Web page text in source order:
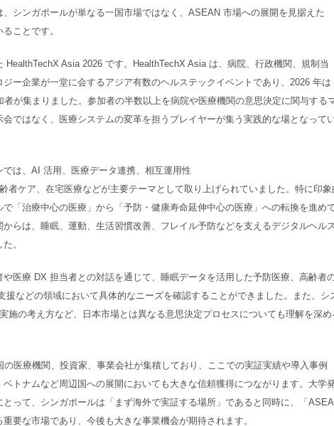
シンガポールが単なる一国市場ではなく、ASEAN 市場への展開を見据えた
ことです。
HealthTechX Asia 2026 です。HealthTechX Asia は、病院、行政機関、規制当
ー企業が一堂に会するアジア有数のヘルステックイベントであり、2026 年は
が集まりました。参加者の半数以上を病院や医療機関の意思決定に関与する
ではなく、医療システムの変革を担うプレイヤーが集う実践的な場となって
は、AI 活用、医療データ連携、相互運用性
者ケア、在宅医療などが主要テーマとして取り上げられていました。特に印象
「治療中心の医療」から「予防・健康寿命延伸中心の医療」への転換を進め
らは、睡眠、運動、生活習慣改善、フレイル予防などを支えるデジタルヘル
。
医療 DX 担当者との対話を通じて、睡眠データを活用した予防医療、高齢者
援などの領域において具体的なニーズを確認することができました。また、シ
施の考え方など、日本市場とは異なる意思決定プロセスについても理解を深め
医療機関、投資家、事業会社が集積しており、ここでの実証実績や導入事例
トナムなど周辺国への展開においても大きな信頼獲得につながります。大学
って、シンガポールは「まず海外で実証する場所」であると同時に、「
要な市場であり、今後も大きな事業機会が期待されます。